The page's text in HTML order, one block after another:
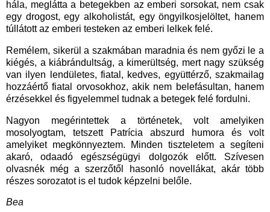
hála, meglátta a betegekben az emberi sorsokat, nem csak
egy drogost, egy alkoholistát, egy öngyilkosjelöltet, hanem
túllátott az emberi testeken az emberi lelkek felé.
Remélem, sikerül a szakmában maradnia és nem győzi le a
kiégés, a kiábrándultság, a kimerültség, mert nagy szükség
van ilyen lendületes, fiatal, kedves, együttérző, szakmailag
hozzáértő fiatal orvosokhoz, akik nem belefásultan, hanem
érzésekkel és figyelemmel tudnak a betegek felé fordulni.
Nagyon megérintettek a történetek, volt amelyiken
mosolyogtam, tetszett Patrícia abszurd humora és volt
amelyiket megkönnyeztem. Minden tiszteletem a segíteni
akaró, odaadó egészségügyi dolgozók előtt. Szívesen
olvasnék még a szerzőtől hasonló novellákat, akár több
részes sorozatot is el tudok képzelni belőle.
Bea